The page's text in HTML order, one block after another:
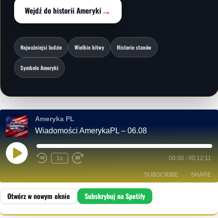
Wejdź do historii Ameryki→
Najważniejsi ludzie Wielkie bitwy Historie stanów
Symbole Ameryki
Ameryka PL
Wiadomości AmerykaPL – 06.08
P
L
P
I
O
1x 00:00 / 00:12:11
SUBSCRIBE SHARE
Spotify
SHARE